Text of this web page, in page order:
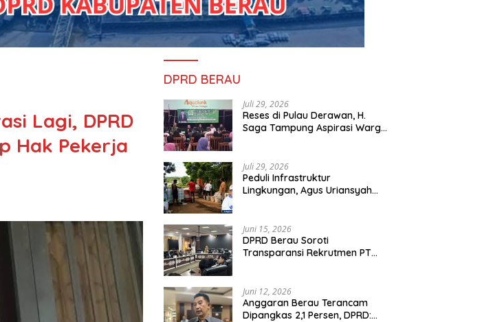
Lagi, DPRD
Hak Pekerja
DPRD BERAU
Juli 29, 2026
Reses di Pulau Derawan, H.
Saga Tampung Aspirasi Warga
Juli 29, 2026
Peduli Infrastruktur
Lingkungan, Agus Uriansyah
Juni 15, 2026
DPRD Berau Soroti
Transparansi Rekrutmen PT
Juni 12, 2026
Anggaran Berau Terancam
Dipangkas 2,1 Persen, DPRD: